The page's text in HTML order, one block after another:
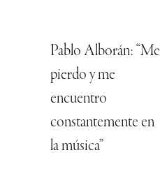
Pablo Alborán: “Me
pierdo y me
encuentro
constantemente en
la música”